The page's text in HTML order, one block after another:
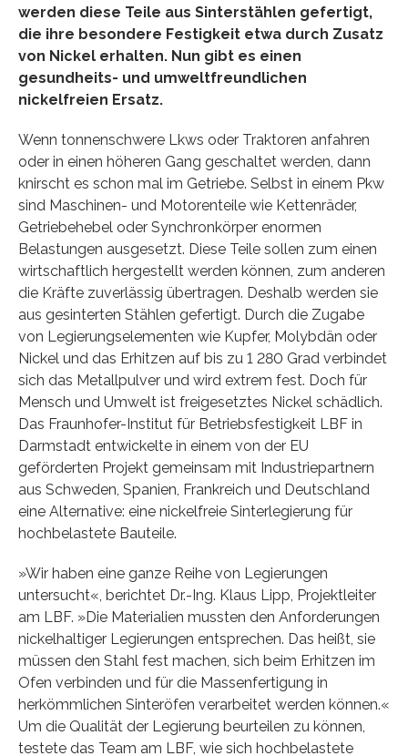
werden diese Teile aus Sinterstählen gefertigt,
die ihre besondere Festigkeit etwa durch Zusatz
von Nickel erhalten. Nun gibt es einen
gesundheits- und umweltfreundlichen
nickelfreien Ersatz.
Wenn tonnenschwere Lkws oder Traktoren anfahren
oder in einen höheren Gang geschaltet werden, dann
knirscht es schon mal im Getriebe. Selbst in einem Pkw
sind Maschinen- und Motorenteile wie Kettenräder,
Getriebehebel oder Synchronkörper enormen
Belastungen ausgesetzt. Diese Teile sollen zum einen
wirtschaftlich hergestellt werden können, zum anderen
die Kräfte zuverlässig übertragen. Deshalb werden sie
aus gesinterten Stählen gefertigt. Durch die Zugabe
von Legierungselementen wie Kupfer, Molybdän oder
Nickel und das Erhitzen auf bis zu 1 280 Grad verbindet
sich das Metallpulver und wird extrem fest. Doch für
Mensch und Umwelt ist freigesetztes Nickel schädlich.
Das Fraunhofer-Institut für Betriebsfestigkeit LBF in
Darmstadt entwickelte in einem von der EU
geförderten Projekt gemeinsam mit Industriepartnern
aus Schweden, Spanien, Frankreich und Deutschland
eine Alternative: eine nickelfreie Sinterlegierung für
hochbelastete Bauteile.
»Wir haben eine ganze Reihe von Legierungen
untersucht«, berichtet Dr.-Ing. Klaus Lipp, Projektleiter
am LBF. »Die Materialien mussten den Anforderungen
nickelhaltiger Legierungen entsprechen. Das heißt, sie
müssen den Stahl fest machen, sich beim Erhitzen im
Ofen verbinden und für die Massenfertigung in
herkömmlichen Sinteröfen verarbeitet werden können.«
Um die Qualität der Legierung beurteilen zu können,
testete das Team am LBF, wie sich hochbelastete